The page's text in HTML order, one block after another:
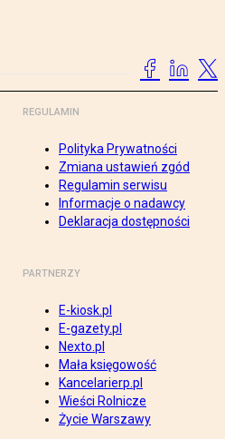
REGULAMIN
Polityka Prywatności
Zmiana ustawień zgód
Regulamin serwisu
Informacje o nadawcy
Deklaracja dostępności
PARTNERZY
E-kiosk.pl
E-gazety.pl
Nexto.pl
Mała księgowość
Kancelarierp.pl
Wieści Rolnicze
Życie Warszawy